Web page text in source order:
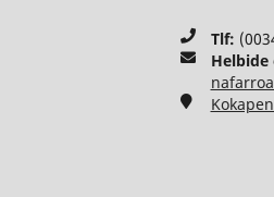
Tlf: